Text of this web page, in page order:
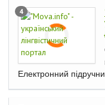
4
Електронний